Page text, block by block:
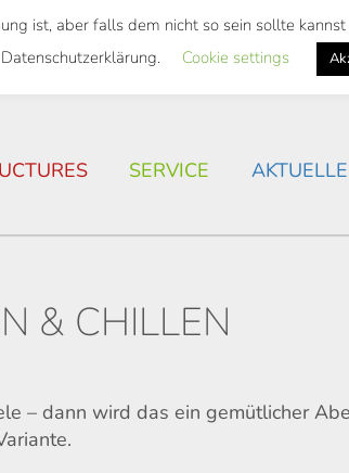
HOUSING SITUATION IN
SERVICE
& CHILLEN
– dann wird das ein gemütlicher
ist, aber falls dem nicht so sein sollte
Cookie settings